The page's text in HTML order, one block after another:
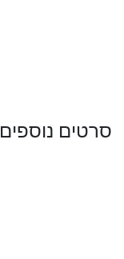
סרטים